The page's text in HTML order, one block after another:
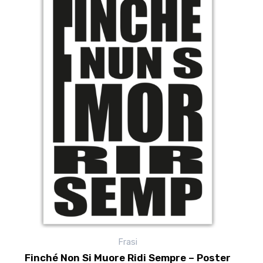
Frasi
Finché Non Si Muore Ridi Sempre – Poster
prodotto
più
varianti.
Le
opzioni
possono
essere
nella
prodotto